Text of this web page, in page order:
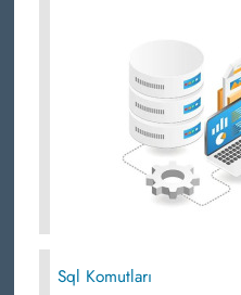
Sql Komutları